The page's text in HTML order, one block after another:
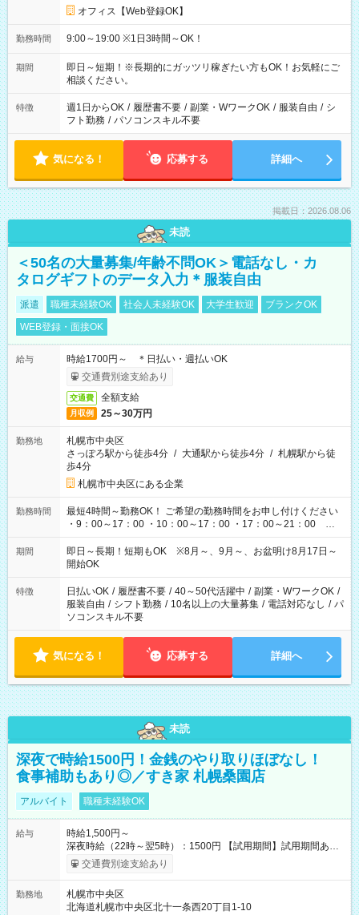
オフィス【Web登録OK】
勤務時間 9:00～19:00 ※1日3時間～OK！
期間
即日～短期！※長期的にガッツリ稼ぎたい方もOK！お気軽にご
相談ください。
特徴 週1日からOK / 履歴書不要 / 副業・WワークOK / 服装自由 / シ
フト勤務 / パソコンスキル不要
気になる！ 応募する 詳細へ
掲載日：2026.08.06
未読
＜50名の大量募集/年齢不問OK＞電話なし・カ
タログギフトのデータ入力＊服装自由
派遣 職種未経験OK 社会人未経験OK 大学生歓迎
ブランクOK
WEB登録・面接OK
給与
時給1700円～ ＊日払い・週払いOK
交通費別途支給あり
交通費 全額支給
月収例 25～30万円
勤務地
札幌市中央区
さっぽろ駅から徒歩4分 / 大通駅から徒歩4分 / 札幌駅から徒
歩4分
札幌市中央区にある企業
勤務時間
最短4時間～勤務OK！ ご希望の勤務時間をお申し付けください
・9：00～17：00 ・10：00～17：00 ・17：00～21：00 な
ど
期間
即日～長期！短期もOK ※8月～、9月～、お盆明け8月17日～
開始OK
特徴 日払いOK / 履歴書不要 / 40～50代活躍中 / 副業・WワークOK /
服装自由 / シフト勤務 / 10名以上の大量募集 / 電話対応なし / パ
ソコンスキル不要
気になる！ 応募する 詳細へ
未読
深夜で時給1500円！金銭のやり取りほぼなし！
食事補助もあり◎／すき家 札幌桑園店
アルバイト 職種未経験OK
給与
時給1,500円～
深夜時給（22時～翌5時）：1500円 【試用期間】試用期間あり
試用期間の長さ：1ヶ月 雇用形態、給与は本採用時と同じです。
試用期間の実態は30日（※条件変更なし）ですが、切り上げで
同時給）
交通費別途支給あり
勤務地
札幌市中央区
北海道札幌市中央区北十一条西20丁目1-10